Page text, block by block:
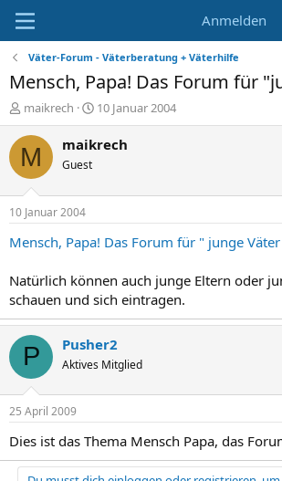
Anmelden
Väter-Forum - Väterberatung + Väterhilfe
Mensch, Papa! Das Forum für
E
r
s
t
e
r
maikrech
E
r
s
t
a
10 Januar 2004
M maikrech
Guest
10 Januar 2004
Mensch, Papa! Das Forum für " junge
Natürlich können auch junge Eltern oder
schauen und sich eintragen.
P Pusher2
Aktives Mitglied
25 April 2009
Dies ist das Thema Mensch Papa, das